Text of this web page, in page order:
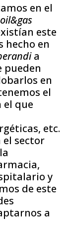
en el
oil&gas
este
hecho en
a
pueden
en
el
el que
etc.
sector
y
de este
a